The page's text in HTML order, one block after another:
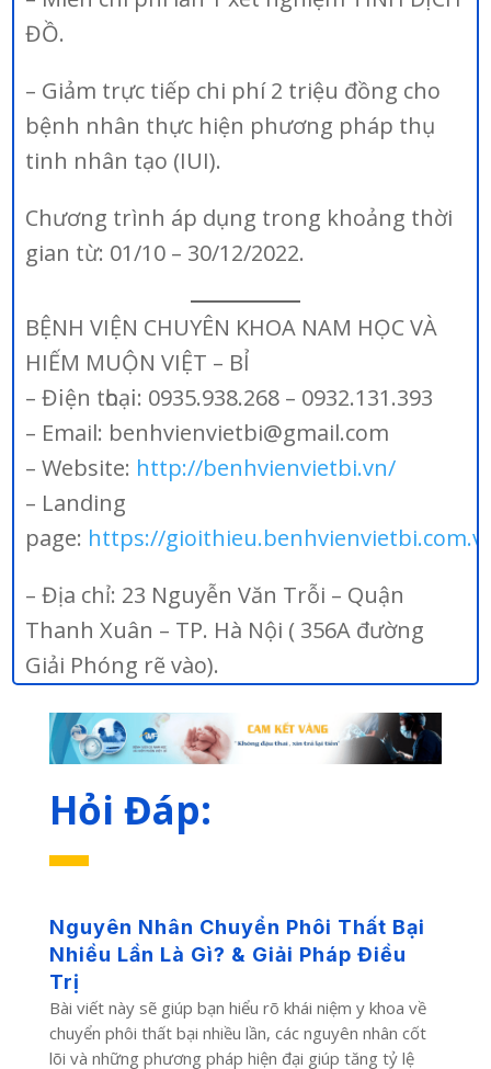
ĐỒ.
– Giảm trực tiếp chi phí 2 triệu đồng cho
bệnh nhân thực hiện phương pháp thụ
tinh nhân tạo (IUI).
Chương trình áp dụng trong khoảng thời
gian từ: 01/10 – 30/12/2022.
BỆNH VIỆN CHUYÊN KHOA NAM HỌC VÀ
HIẾM MUỘN VIỆT – BỈ
– Đ𝗂ện tһоạ𝗂: 0935.938.268 – 0932.131.393
– Email: benhvienvietbi@gmail.com
– Website: http://benhvienvietbi.vn/
– Landing
page: https://
– Địa chỉ: 23 Nguyễn Văn Trỗi – Quận
Thanh Xuân – TP. Hà Nội ( 356A đường
Giải Phóng rẽ vào).
Hỏi Đáp:
Nguyên Nhân Chuyển Phôi Thất Bại
Nhiều Lần Là Gì? & Giải Pháp Điều
Trị
Bài viết này sẽ giúp bạn hiểu rõ khái niệm y khoa về
chuyển phôi thất bại nhiều lần, các nguyên nhân cốt
lõi và những phương pháp hiện đại giúp tăng tỷ lệ